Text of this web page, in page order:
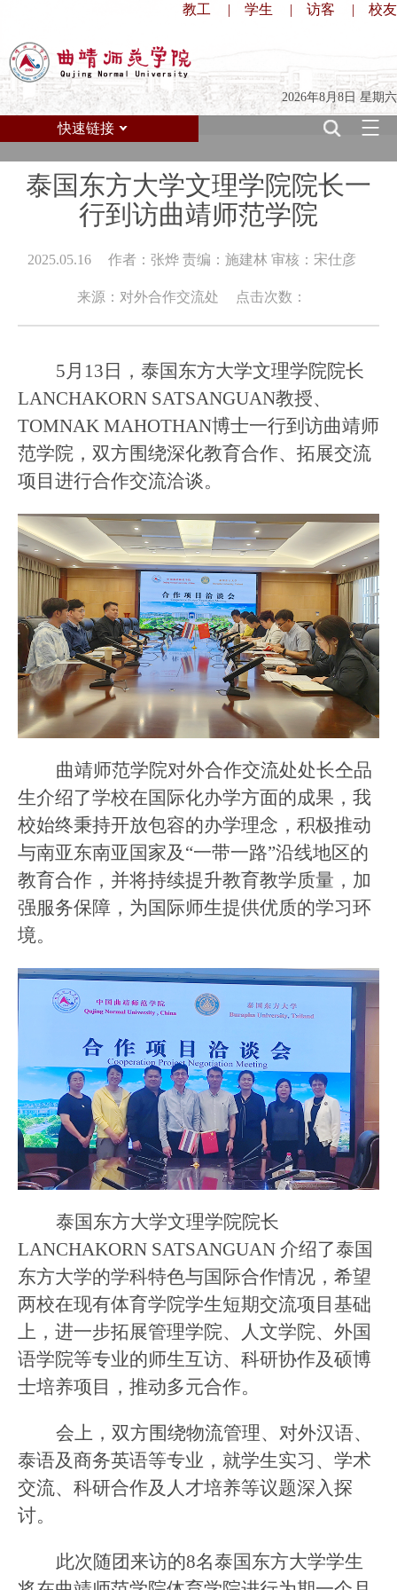
教工 | 学生 | 访客 | 校友
2026年8月8日 星期六
快速链接
泰国东方大学文理学院院长一
行到访曲靖师范学院
2025.05.16 作者：张烨 责编：施建林 审核：宋仕彦
来源：对外合作交流处 点击次数：
5月13日，泰国东方大学文理学院院长
LANCHAKORN SATSANGUAN教授、
TOMNAK MAHOTHAN博士一行到访曲靖师
范学院 ，双方围绕深化教育合作、拓展交流
项目进行合作交流洽谈。
曲靖师范学院对外合作交流处处长仝品
生介绍了学校在国际化办学方面的成果， 我
校始终秉持开放包容的办学理念，积极推动
与南亚东南亚国家及 “一带一路”沿线地区的
教育合作 ， 并将持续提升教育教学质量， 加
强服务保障 ，为国际师生提供优质的学习环
境。
泰国东方大学文理学院院长
LANCHAKORN SATSANGUAN 介绍了泰国
东方大学的学科特色与国际合作情况，希望
两校在现有体育学院学生短期交流项目基础
上， 进一步拓展管理学院、人文学院、外国
语学院等专业的师生互访、科研协作及硕博
士培养项目，推动多元合作。
会上， 双方围绕物流管理、对外汉语、
泰语及商务英语等专业，就学生实习、学术
交流、科研合作及人才培养等议题深入探
讨。
此次随团来访的8名泰国东方大学学生